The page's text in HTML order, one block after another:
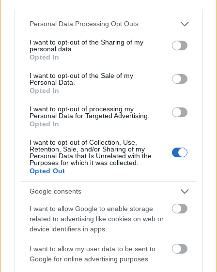
Please note that this website/app uses one or more Google
not limited to your visit or usage behaviour. You may click to
grant or deny consent to Google and its third-party tags to
use your data for below specified purposes in below Google
consent section.
Personal Data Processing Opt Outs
I want to opt-out of the Sharing of my
personal data.
Opted In
I want to opt-out of the Sale of my
Personal Data.
Opted In
I want to opt-out of processing my
Personal Data for Targeted Advertising.
Opted In
I want to opt-out of Collection, Use,
Retention, Sale, and/or Sharing of my
Personal Data that Is Unrelated with the
Purposes for which it was collected.
Opted Out
Google consents
I want to allow Google to enable storage
related to advertising like cookies on web or
device identifiers in apps.
I want to allow my user data to be sent to
Google for online advertising purposes.
A fiatalember is 2013-ban nyerte el a Mister Austria címet
Forrás:Blikk